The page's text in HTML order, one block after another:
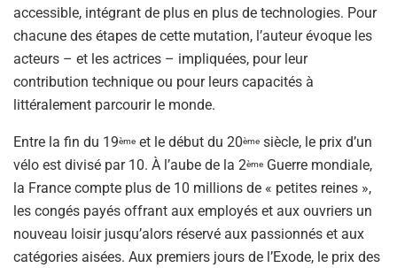
accessible, intégrant de plus en plus de technologies. Pour
chacune des étapes de cette mutation, l’auteur évoque les
acteurs – et les actrices – impliquées, pour leur
contribution technique ou pour leurs capacités à
littéralement parcourir le monde.
Entre la fin du 19ème et le début du 20ème siècle, le prix d’un
vélo est divisé par 10. À l’aube de la 2ème Guerre mondiale,
la France compte plus de 10 millions de « petites reines »,
les congés payés offrant aux employés et aux ouvriers un
nouveau loisir jusqu’alors réservé aux passionnés et aux
catégories aisées. Aux premiers jours de l’Exode, le prix des